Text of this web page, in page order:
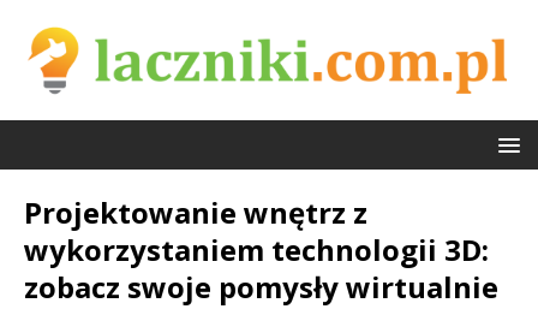
Projektowanie wnętrz z
wykorzystaniem technologii 3D:
zobacz swoje pomysły wirtualnie